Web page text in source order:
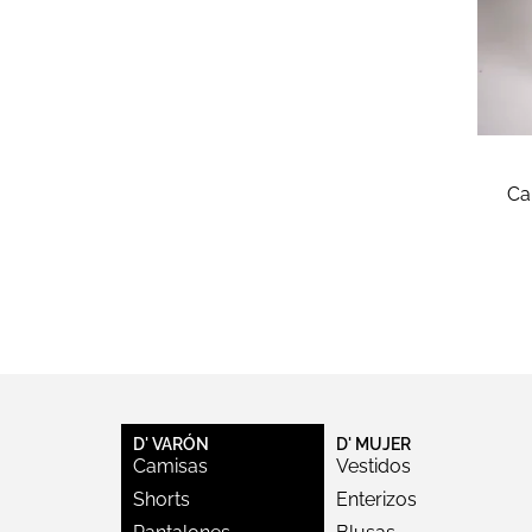
D' VARÓN
Camisas
Shorts
D' MUJER
Vestidos
Enterizos